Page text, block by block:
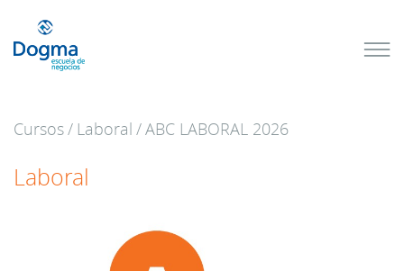
Cursos/ Laboral /ABC LABORAL 2026
Laboral
próximos
TRIBUTACIÓN